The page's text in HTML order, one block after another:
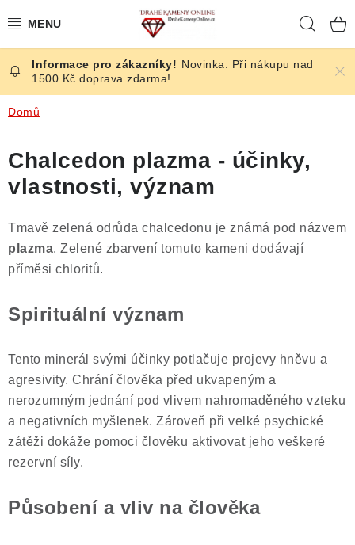
na
ČESKÉ KAMENY
ŠPERKY
KAMENY ZE SVĚTA
BROUŠENÉ
SLEVY
ÚČINKY
KRYSTALY
ČLÁNKY
NALEZIŠTĚ
NÁŠ PŘÍBĚH
Novinka. Při nákupu nad
1500 Kč doprava zdarma!
Domů
Chalcedon plazma - účinky,
vlastnosti, význam
Tmavě zelená odrůda chalcedonu je známá pod názvem
plazma. Zelené zbarvení tomuto kameni dodávají
příměsi chloritů.
Spirituální význam
Tento minerál svými účinky potlačuje projevy hněvu a
agresivity. Chrání člověka před ukvapeným a
nerozumným jednání pod vlivem nahromaděného vzteku
a negativních myšlenek. Zároveň při velké psychické
zátěži dokáže pomoci člověku aktivovat jeho veškeré
rezervní síly.
Působení a vliv na člověka